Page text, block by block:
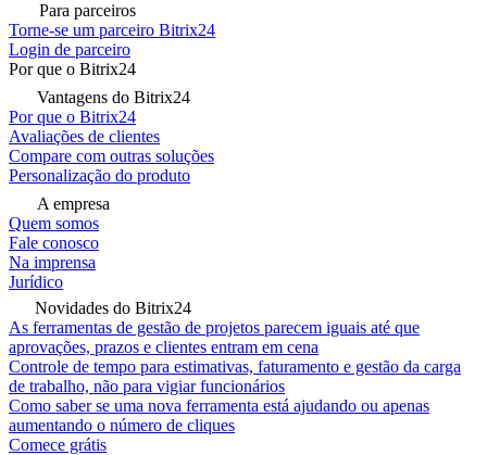
Para parceiros
Torne-se um parceiro Bitrix24
Login de parceiro
Por que o Bitrix24
Vantagens do Bitrix24
Por que o Bitrix24
Avaliações de clientes
Compare com outras soluções
Personalização do produto
A empresa
Quem somos
Fale conosco
Na imprensa
Jurídico
Novidades do Bitrix24
As ferramentas de gestão de projetos parecem iguais até que
aprovações, prazos e clientes entram em cena
Controle de tempo para estimativas, faturamento e gestão da carga
de trabalho, não para vigiar funcionários
Como saber se uma nova ferramenta está ajudando ou apenas
aumentando o número de cliques
Comece grátis